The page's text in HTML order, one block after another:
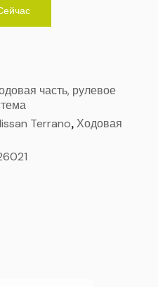
часть, рулевое
Terrano, Ходовая